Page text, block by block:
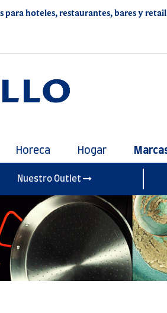
hoteles, restaurantes, bares y
Horeca Hogar
Nuestro Outlet